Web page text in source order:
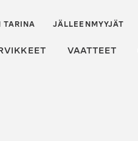
VAATTEET
TARINA JÄLLEENMYYJÄT